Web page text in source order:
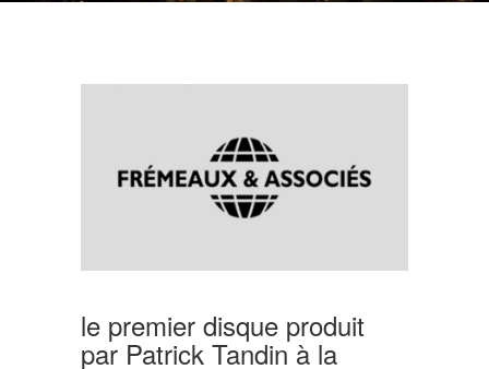
le premier disque produit
par Patrick Tandin à la